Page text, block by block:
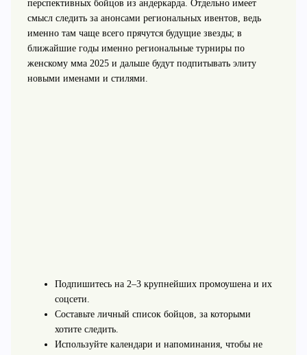
перспективных бойцов из андеркарда. Отдельно имеет
смысл следить за анонсами региональных ивентов, ведь
именно там чаще всего прячутся будущие звезды; в
ближайшие годы именно региональные турниры по
женскому мма 2025 и дальше будут подпитывать элиту
новыми именами и стилями.
Подпишитесь на 2–3 крупнейших промоушена и их
соцсети.
Составьте личный список бойцов, за которыми
хотите следить.
Используйте календари и напоминания, чтобы не